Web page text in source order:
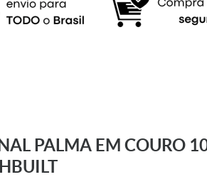
PALMA EM COURO